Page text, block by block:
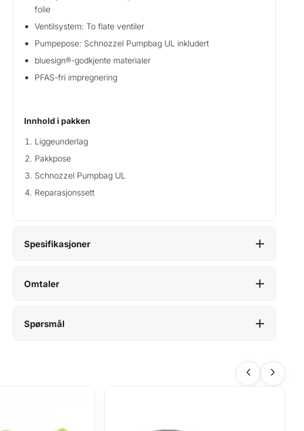
folie
Ventilsystem: To flate ventiler
Pumpepose: Schnozzel Pumpbag UL inkludert
bluesign®-godkjente materialer
PFAS-fri impregnering
Innhold i pakken
Liggeunderlag
Pakkpose
Schnozzel Pumpbag UL
Reparasjonssett
Spesifikasjoner
Omtaler
Spørsmål